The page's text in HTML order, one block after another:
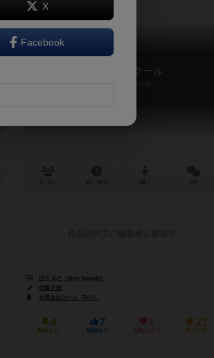
まじかるスクール
Magical School
沙月 みと（Mito Satsuki）
佐藤 利幸
合資会社ロール（Roll）
4
興味あり
7
経験あり
1
お気に入り
21
持ってる
X
Facebook